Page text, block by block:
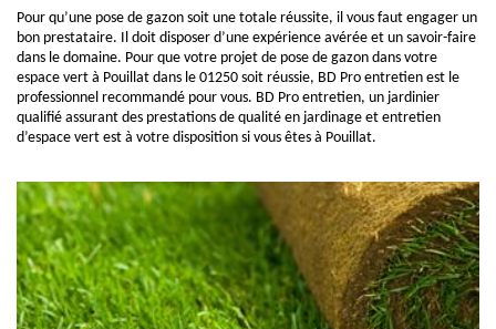
Pour qu’une pose de gazon soit une totale réussite, il vous faut engager un
bon prestataire. Il doit disposer d’une expérience avérée et un savoir-faire
dans le domaine. Pour que votre projet de pose de gazon dans votre
espace vert à Pouillat dans le 01250 soit réussie, BD Pro entretien est le
professionnel recommandé pour vous. BD Pro entretien, un jardinier
qualifié assurant des prestations de qualité en jardinage et entretien
d’espace vert est à votre disposition si vous êtes à Pouillat.